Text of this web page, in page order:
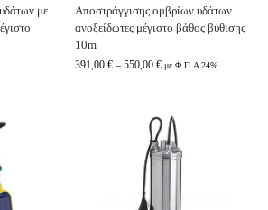
με
Αποστράγγισης ομβρίων υδάτων
ανοξείδωτες μέγιστο βάθος βύθισης
10m
391,00 € – 550,00 € με Φ.Π.Α 24%